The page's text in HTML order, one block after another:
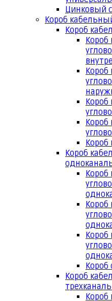
Цинковый
Короб
Короб
Короб
Короб